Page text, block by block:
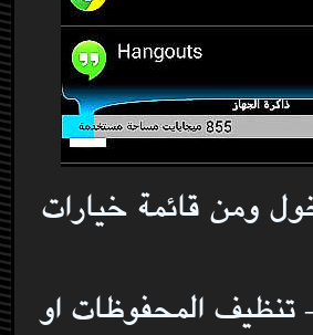
ومن قائمة خيارات
تنظيف المحفوظات او